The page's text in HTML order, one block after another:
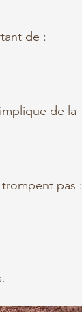
de :
de la
pas :